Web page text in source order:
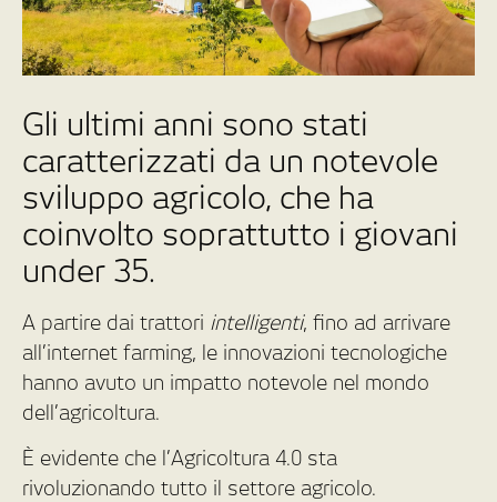
Gli ultimi anni sono stati
caratterizzati da un notevole
sviluppo agricolo, che ha
coinvolto soprattutto i giovani
under 35.
A partire dai trattori intelligenti, fino ad arrivare
all’internet farming, le innovazioni tecnologiche
hanno avuto un impatto notevole nel mondo
dell’agricoltura.
È evidente che l’Agricoltura 4.0 sta
rivoluzionando tutto il settore agricolo.